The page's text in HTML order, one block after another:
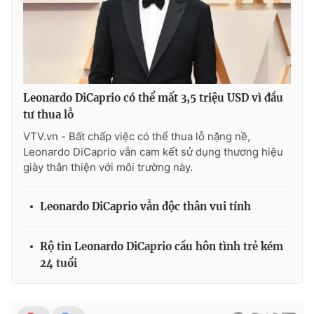
Theo dõi báo trên
Cơ quan chủ quản:
Đài Truyền hình Việt Nam
Giấy phép hoạt động báo in và báo điện tử số 483/GP-BTTTT
Tổng Biên tập:Vũ Thanh Thủy
Phó Tổng Biên tập:
Leonardo DiCaprio có thể mất 3,5 triệu USD vì đầu
tư thua lỗ
VTV.vn - Bất chấp việc có thể thua lỗ nặng nề,
Leonardo DiCaprio vẫn cam kết sử dụng thương hiệu
giày thân thiện với môi trường này.
Leonardo DiCaprio vẫn độc thân vui tính
Rộ tin Leonardo DiCaprio cầu hôn tình trẻ kém
24 tuổi